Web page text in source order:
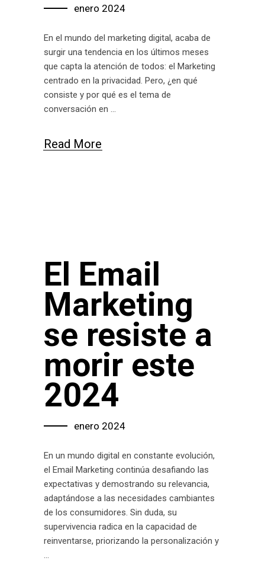
enero 2024
En el mundo del marketing digital, acaba de
surgir una tendencia en los últimos meses
que capta la atención de todos: el Marketing
centrado en la privacidad. Pero, ¿en qué
consiste y por qué es el tema de
conversación en
Read More
El Email
Marketing
se resiste a
morir este
2024
enero 2024
En un mundo digital en constante evolución,
el Email Marketing continúa desafiando las
expectativas y demostrando su relevancia,
adaptándose a las necesidades cambiantes
de los consumidores. Sin duda, su
supervivencia radica en la capacidad de
reinventarse, priorizando la personalización y